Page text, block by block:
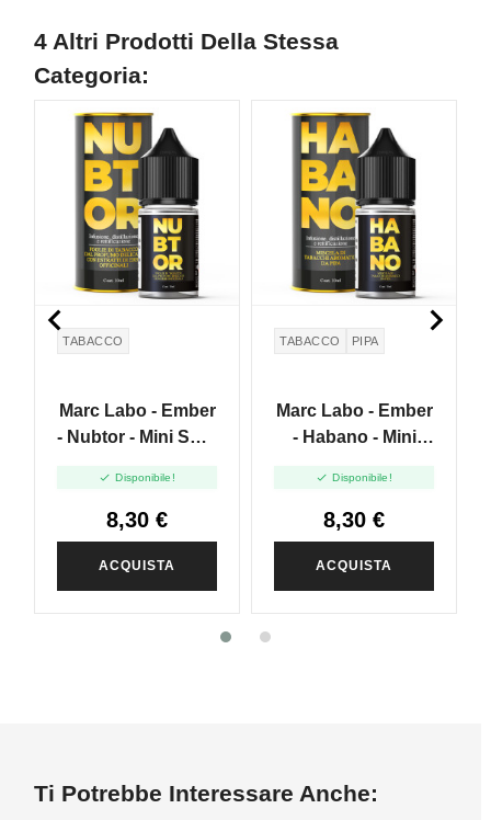
4 Altri Prodotti Della Stessa
Categoria:
TABACCO
Marc Labo - Ember
- Nubtor - Mini Shot
 Disponibile!
8,30 €
ACQUISTA
TABACCO PIPA
Marc Labo - Ember
- Habano - Mini
 Disponibile!
8,30 €
ACQUISTA
 
Ti Potrebbe Interessare Anche: